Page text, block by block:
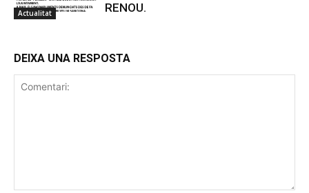
Actualitat
RENOU.
DEIXA UNA RESPOSTA